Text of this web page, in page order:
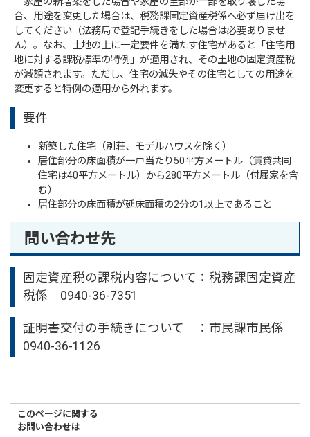
合、用途を変更した場合は、税務課固定資産税係へ必ず届け出を
してください（法務局で登記手続きをした場合は必要ありませ
ん）。なお、土地の上に一定要件を満たす住宅があると「住宅用
地に対する課税標準の特例」が適用され、その土地の固定資産税
が減額されます。ただし、住宅の滅失やその住宅としての用途を
変更すると特例の適用から外れます。
要件
新築した住宅（別荘、モデルハウスを除く）
居住部分の床面積が一戸当たり50平方メートル（賃貸共同
住宅は40平方メートル）から280平方メートル（付属家を含
む）
居住部分の床面積が延床面積の2分の1以上であること
問い合わせ先
固定資産税の課税内容について：税務課固定資産
税係 0940-36-7351
証明書交付の手続きについて ：市民課市民係
0940-36-1126
このページに関する
お問い合わせは